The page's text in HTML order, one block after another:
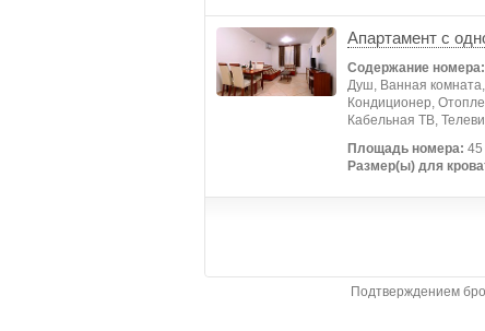
Апартамент с
Содержание номера:
Душ, Ванная
Кондиционер,
Кабельная ТВ,
Площадь номера: 45
Размер(ы) для
Подтверждением